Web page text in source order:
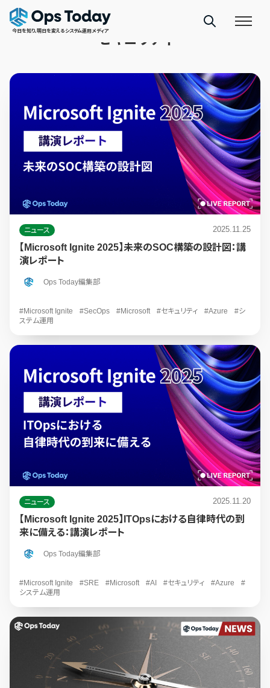
今日を知り、明日を変えるシステム運用メディアセキュリティ
ニュース 2025.11.25
【Microsoft Ignite 2025】未来のSOC構築の設計図：講
演レポート
Ops Today編集部
#Microsoft Ignite #SecOps #Microsoft #セキュリティ #Azure
#シ
ステム運用
ニュース 2025.11.20
【Microsoft Ignite 2025】ITOpsにおける自律時代の到
来に備える：講演レポート
Ops Today編集部
#Microsoft Ignite #SRE #Microsoft #AI #セキュリティ #Azure
#
システム運用